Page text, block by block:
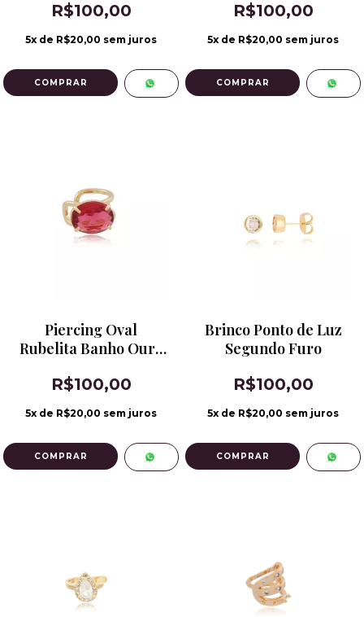
R$100,00
5x de R$20,00 sem juros
R$100,00
5x de R$20,00 sem juros
Piercing Oval
Rubelita Banho Ouro
R$100,00
5x de R$20,00 sem juros
Brinco Ponto de Luz
Segundo Furo
R$100,00
5x de R$20,00 sem juros